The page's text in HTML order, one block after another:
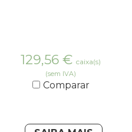
129,56 € caixa(s)
(sem IVA)
Comparar